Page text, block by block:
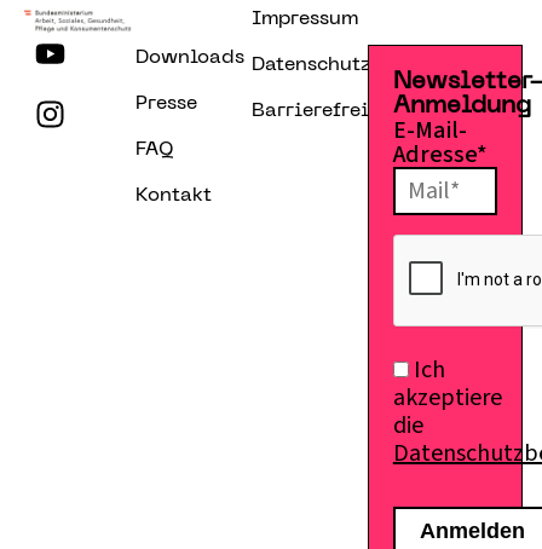
Downloads
Presse
FAQ
Kontakt
Impressum
Datenschutzerklärung
Barrierefreiheitserklärung
Anmeldung
E-Mail-
Adresse*
Ich
akzeptiere
die